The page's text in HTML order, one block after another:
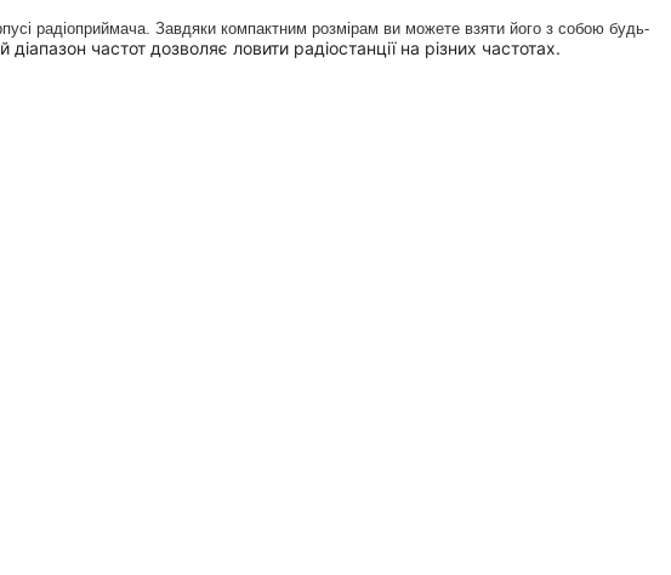
радіоприймача. Завдяки компактним розмірам ви можете взяти його з собою будь-
діапазон частот дозволяє ловити радіостанції на різних частотах.